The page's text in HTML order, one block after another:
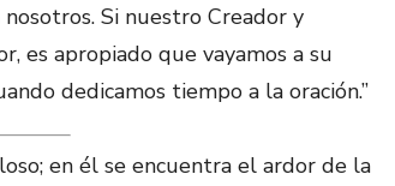
Si nuestro Creador y
es apropiado que vayamos a su
dedicamos tiempo a la oración.”
en él se encuentra el ardor de la